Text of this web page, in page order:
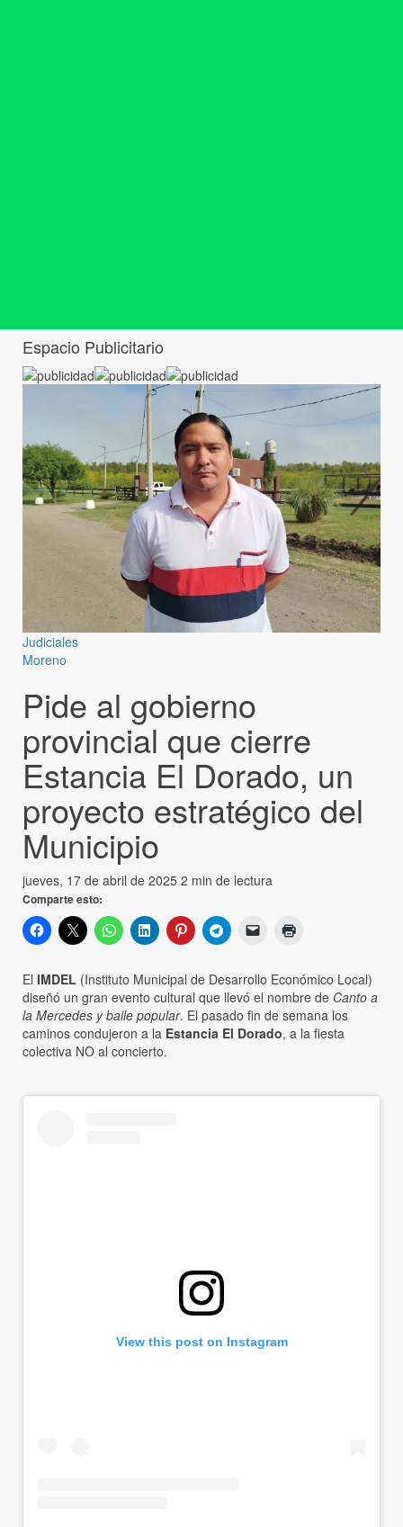
Espacio Publicitario
Judiciales
Moreno
Pide al gobierno
provincial que cierre
Estancia El Dorado, un
proyecto estratégico del
Municipio
jueves, 17 de abril de 2025 2 min de lectura
Comparte esto:
El IMDEL (Instituto Municipal de Desarrollo Económico Local)
diseñó un gran evento cultural que llevó el nombre de Canto a
la Mercedes y baile popular. El pasado fin de semana los
caminos condujeron a la Estancia El Dorado, a la fiesta
colectiva NO al concierto.
View this post on Instagram